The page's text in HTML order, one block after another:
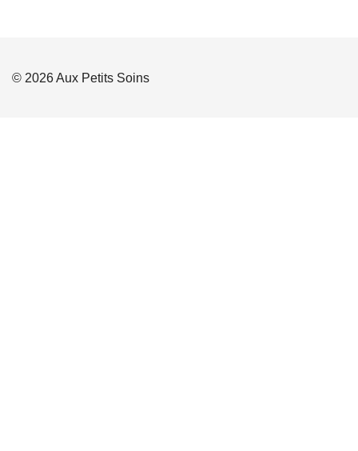
© 2026 Aux Petits Soins